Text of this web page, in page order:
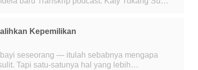
Kepemilikan
seseorang — itulah sebabnya mengapa
Tapi satu-satunya hal yang lebih